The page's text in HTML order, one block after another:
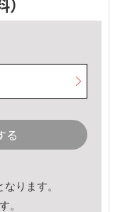
る
ります。
。